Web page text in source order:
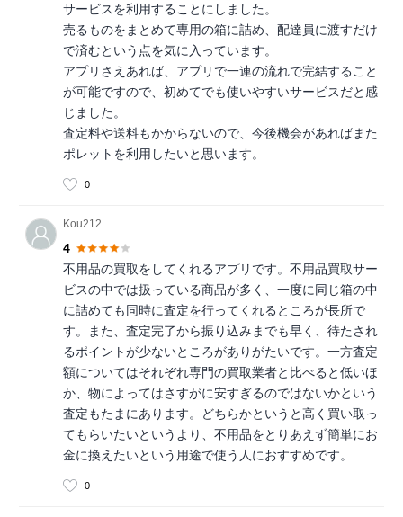
サービスを利用することにしました。
売るものをまとめて専用の箱に詰め、配達員に渡すだけ
で済むという点を気に入っています。
アプリさえあれば、アプリで一連の流れで完結すること
が可能ですので、初めてでも使いやすいサービスだと感
じました。
査定料や送料もかからないので、今後機会があればまた
ポレットを利用したいと思います。
0
Kou212
4
不用品の買取をしてくれるアプリです。不用品買取サー
ビスの中では扱っている商品が多く、一度に同じ箱の中
に詰めても同時に査定を行ってくれるところが長所で
す。また、査定完了から振り込みまでも早く、待たされ
るポイントが少ないところがありがたいです。一方査定
額についてはそれぞれ専門の買取業者と比べると低いほ
か、物によってはさすがに安すぎるのではないかという
査定もたまにあります。どちらかというと高く買い取っ
てもらいたいというより、不用品をとりあえず簡単にお
金に換えたいという用途で使う人におすすめです。
0